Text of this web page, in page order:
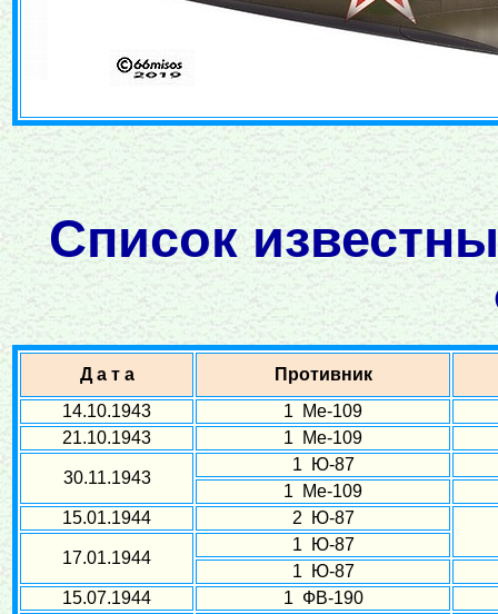
Список
Д а т а
Противник
14.10.1943
1 Ме-109
21.10.1943
1 Ме-109
30.11.1943
1 Ю-87
1 Ме-109
15.01.1944
2 Ю-87
17.01.1944
1 Ю-87
1 Ю-87
15.07.1944
1 ФВ-190